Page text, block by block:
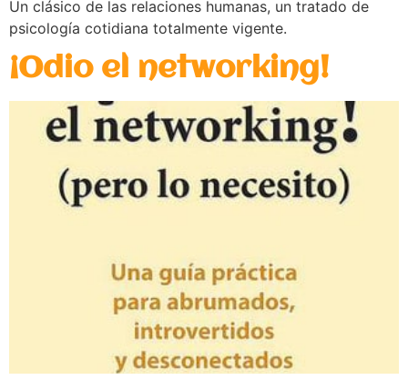
Un clásico de las relaciones humanas, un tratado de
psicología cotidiana totalmente vigente.
¡Odio el networking!